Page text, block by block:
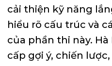
cải thiện kỹ năng
hiểu rõ cấu trúc và
của phần thi này.
cấp gợi ý, chiến